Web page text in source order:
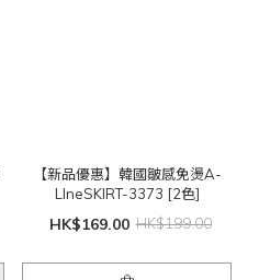
【新品優惠】韓國皺感免燙A-
LIneSKIRT-3373 [2色]
HK$169.00 HK$199.00